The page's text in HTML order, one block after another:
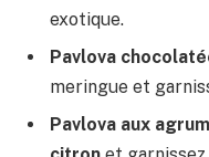
exotique.
Pavlova
meringue et
Pavlova aux